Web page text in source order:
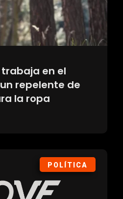
en el
repelente de
la ropa
POLÍTICA